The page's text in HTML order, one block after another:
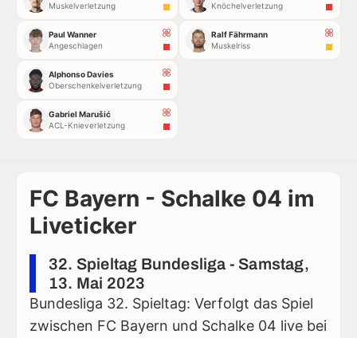
Muskelverletzung
Paul Wanner
Angeschlagen
Alphonso Davies
Oberschenkelverletzung
Gabriel Marušić
ACL-Knieverletzung
Knöchelverletzung
Ralf Fährmann
Muskelriss
FC Bayern - Schalke 04 im
Liveticker
32. Spieltag Bundesliga - Samstag,
13. Mai 2023
Bundesliga 32. Spieltag: Verfolgt das Spiel
zwischen FC Bayern und Schalke 04 live bei